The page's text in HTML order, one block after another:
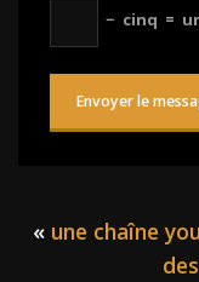
− cinq =
« une chaîne